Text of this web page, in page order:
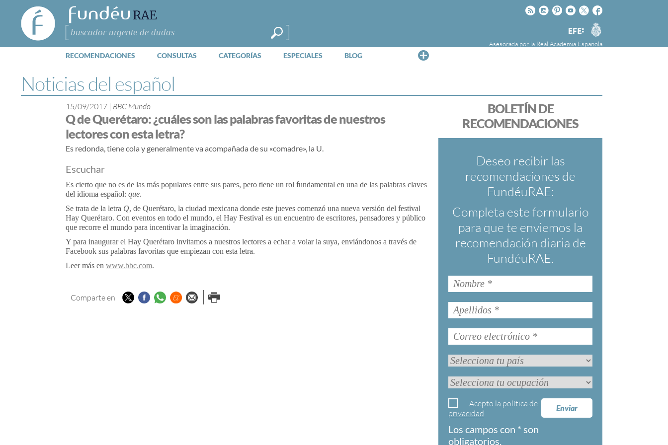
FundéuRAE
- Fundación
del Español
Urgente
Buscar
Facebook
Twitter
Youtube
Pinteres
Instagram
Rss
Agencia
EFE
Asesorada por la Real Academia Española
RECOMENDACIONES CONSULTAS CATEGORÍAS ESPECIALES BLOG
la Agencia Efe y la Real Academia Española,
cuyo objetivo es colaborar con el buen uso del
español en los medios de comunicación y en
Internet.
Noticias del español
BOLETÍN DE
RECOMENDACIONES
Deseo recibir las
recomendaciones de
FundéuRAE:
Completa este formulario
para que te enviemos la
recomendación diaria de
FundéuRAE.
Enviar
Acepto la política de
privacidad
Los campos con * son
obligatorios.
15/09/2017 | BBC Mundo
Q de Querétaro: ¿cuáles son las palabras favoritas de nuestros
lectores con esta letra?
Es redonda, tiene cola y generalmente va acompañada de su «comadre», la U.
Escuchar
Es cierto que no es de las más populares entre sus pares, pero tiene un rol fundamental en una de las palabras claves
del idioma español: que.
Se trata de la letra Q, de Querétaro, la ciudad mexicana donde este jueves comenzó una nueva versión del festival
Hay Querétaro. Con eventos en todo el mundo, el Hay Festival es un encuentro de escritores, pensadores y público
que recorre el mundo para incentivar la imaginación.
Y para inaugurar el Hay Querétaro invitamos a nuestros lectores a echar a volar la suya, enviándonos a través de
Facebook sus palabras favoritas que empiezan con esta letra.
Leer más en www.bbc.com.
Comparte en TwitterFacebook
Whatsapp
Menéame
Enviar porImprimir